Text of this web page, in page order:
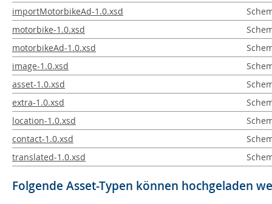
importMotorbikeAd-1.0.xsd
motorbike-1.0.xsd
motorbikeAd-1.0.xsd
image-1.0.xsd
asset-1.0.xsd
extra-1.0.xsd
location-1.0.xsd
contact-1.0.xsd
translated-1.0.xsd
Folgende Asset-Typen können hochgeladen